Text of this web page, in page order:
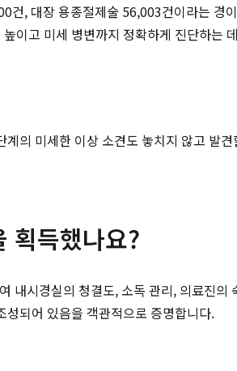
, 대장 용종절제술 56,003건이라는 경
이고 미세 병변까지 정확하게 진단하는
의 미세한 이상 소견도 놓치지 않고 발
획득했나요?
내시경실의 청결도, 소독 관리, 의료진
되어 있음을 객관적으로 증명합니다.